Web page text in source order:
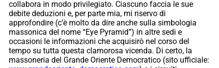
collabora in modo privilegiato. Ciascuno faccia le sue
debite deduzioni e, per parte mia, mi riservo di
approfondire (c’è molto da dire anche sulla simbologia
massonica del nome “Eye Pyramid”) in altre sedi e
occasioni le informazioni che acquisirò nel corso del
tempo su tutta questa clamorosa vicenda. Di certo, la
massoneria del Grande Oriente Democratico (sito ufficiale: